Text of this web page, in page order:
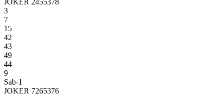
3
7
15
42
43
49
44
9
Sab-1
JOKER 7265376